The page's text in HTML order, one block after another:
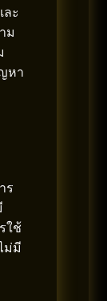
ละ
ม
หา
ร
ใช้
ม่มี